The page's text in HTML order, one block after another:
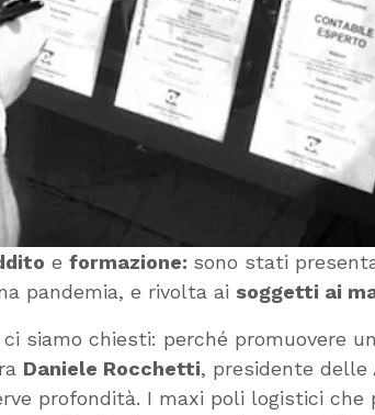
e formazione: sono stati
pandemia, e rivolta ai soggetti ai
siamo chiesti: perché promuovere
Daniele Rocchetti, presidente delle
profondità. I maxi poli logistici